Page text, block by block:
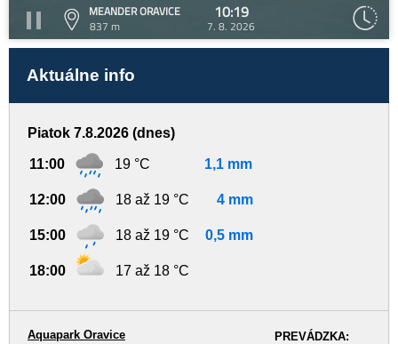
MEANDER ORAVICE
837 m
10:19
7. 8. 2026
Aktuálne info
Piatok 7.8.2026 (dnes)
11:00 19 °C 1,1 mm
12:00 18 až 19 °C 4 mm
15:00 18 až 19 °C 0,5 mm
18:00 17 až 18 °C
PREVÁDZKA:
Aquapark Oravice